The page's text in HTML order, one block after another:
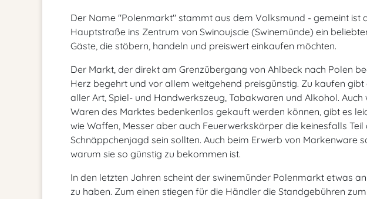
Der Name "Polenmarkt" stammt aus dem Volksmund - gemeint ist
Hauptstraße ins Zentrum von Swinoujscie (Swinemünde) ein
Gäste, die stöbern, handeln und preiswert einkaufen möchten.
Der Markt, der direkt am Grenzübergang von Ahlbeck nach Polen
Herz begehrt und vor allem weitgehend preisgünstig. Zu kaufen gibt
aller Art, Spiel- und Handwerkszeug, Tabakwaren und Alkohol. Auch
Waren des Marktes bedenkenlos gekauft werden können, gibt es
wie Waffen, Messer aber auch Feuerwerkskörper die keinesfalls Teil
Schnäppchenjagd sein sollten. Auch beim Erwerb von Markenware
warum sie so günstig zu bekommen ist.
In den letzten Jahren scheint der swinemünder Polenmarkt etwas
zu haben. Zum einen stiegen für die Händler die Standgebühren